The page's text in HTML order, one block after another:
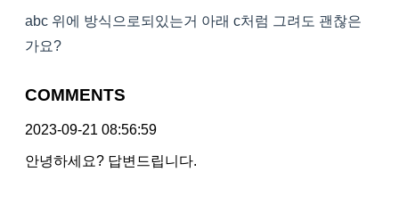
abc 위에 방식으로되있는거 아래 c처럼 그려도 괜찮은
가요?
COMMENTS
2023-09-21 08:56:59
안녕하세요? 답변드립니다.